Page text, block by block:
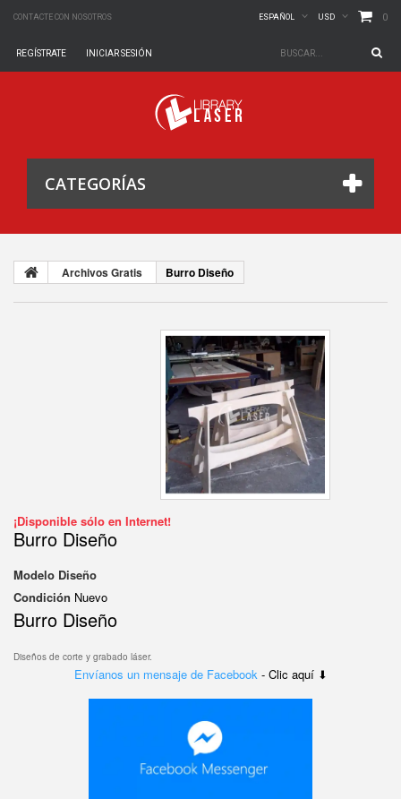
CONTACTE CON NOSOTROS 0
USD
ESPAÑOL
INICIAR SESIÓN
REGÍSTRATE
CATEGORÍAS
Archivos Gratis Burro Diseño
¡Disponible sólo en Internet!
Burro Diseño
Modelo Diseño
Condición Nuevo
Burro Diseño
Diseños de corte y grabado láser.
Envíanos un mensaje de Facebook - Clic aquí ⬇